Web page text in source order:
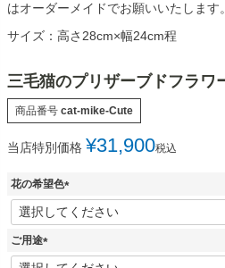
はオーダーメイドでお願いいたします。
サイズ：高さ28cm×幅24cm程
三毛猫のプリザーブドフラワ
商品番号 cat-mike-Cute
当店特別価格 ¥31,900税込
花の希望色
(
必
ご用途
(